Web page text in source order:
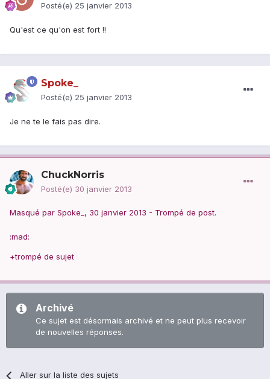
Posté(e) 25 janvier 2013
Qu'est ce qu'on est fort !!
Spoke_
Posté(e) 25 janvier 2013
Je ne te le fais pas dire.
ChuckNorris
Posté(e) 30 janvier 2013
Masqué par Spoke_, 30 janvier 2013 - Trompé de post.
:mad:
+trompé de sujet
Archivé
Ce sujet est désormais archivé et ne peut plus recevoir
de nouvelles réponses.
Aller sur la liste des sujets